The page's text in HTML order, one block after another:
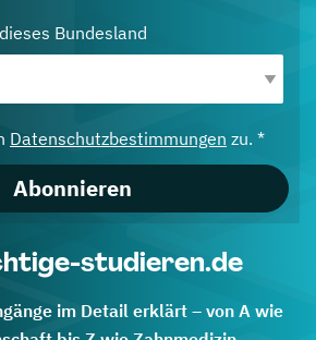
Bundesland
Datenschutzbestimmungen zu. *
Abonnieren
studieren.de
im Detail erklärt – von A wie